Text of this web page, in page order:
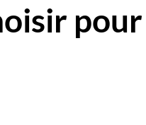
pour